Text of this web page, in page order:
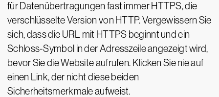
für Datenübertragungen fast immer HTTPS, die
verschlüsselte Version von HTTP. Vergewissern Sie
sich, dass die URL mit HTTPS beginnt und ein
Schloss-Symbol in der Adresszeile angezeigt wird,
bevor Sie die Website aufrufen. Klicken Sie nie auf
einen Link, der nicht diese beiden
Sicherheitsmerkmale aufweist.